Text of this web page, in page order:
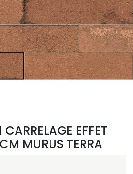
EFFET
MURUS TERRA